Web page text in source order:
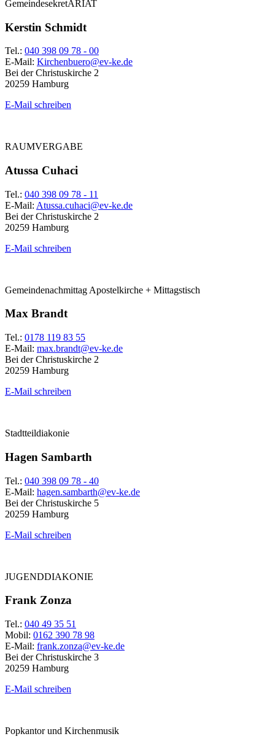
GemeindesekretARIAT
Kerstin Schmidt
Tel.: 040 398 09 78 - 00
E-Mail: Kirchenbuero@ev-ke.de
Bei der Christuskirche 2
20259 Hamburg
E-Mail schreiben
RAUMVERGABE
Atussa Cuhaci
Tel.: 040 398 09 78 - 11
E-Mail: Atussa.cuhaci@ev-ke.de
Bei der Christuskirche 2
20259 Hamburg
E-Mail schreiben
Gemeindenachmittag Apostelkirche + Mittagstisch
Max Brandt
Tel.: 0178 119 83 55
E-Mail: max.brandt@ev-ke.de
Bei der Christuskirche 2
20259 Hamburg
E-Mail schreiben
Stadtteildiakonie
Hagen Sambarth
Tel.: 040 398 09 78 - 40
E-Mail: hagen.sambarth@ev-ke.de
Bei der Christuskirche 5
20259 Hamburg
E-Mail schreiben
JUGENDDIAKONIE
Frank Zonza
Tel.: 040 49 35 51
Mobil: 0162 390 78 98
E-Mail: frank.zonza@ev-ke.de
Bei der Christuskirche 3
20259 Hamburg
E-Mail schreiben
Popkantor und Kirchenmusik